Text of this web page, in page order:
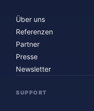
Über uns
Referenzen
Partner
Presse
Newsletter
SUPPORT